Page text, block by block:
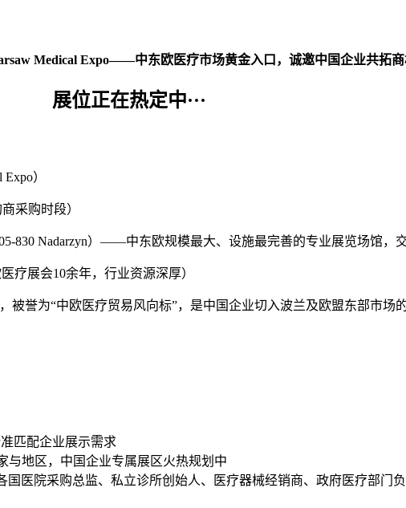
Medical Expo——中东欧医疗市场黄金入口，诚邀中国企业共拓
展位正在热定中···
）
采购时段）
830 Nadarzyn）——中东欧规模最大、设施最完善的专业展览场馆，
疗展会10余年，行业资源深厚）
被誉为“中欧医疗贸易风向标”，是中国企业切入波兰及欧盟东部市场
匹配企业展示需求
与地区，中国企业专属展区火热规划中
医院采购总监、私立诊所创始人、医疗器械经销商、政府医疗部门负